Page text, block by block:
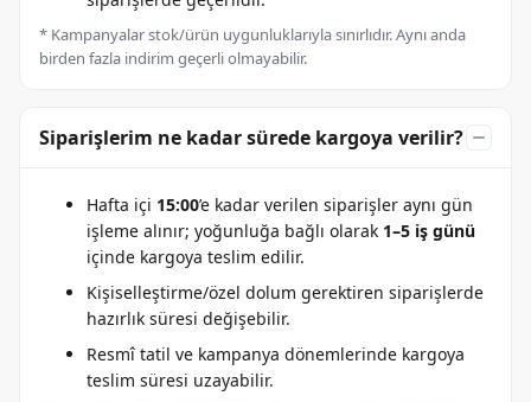
* Kampanyalar stok/ürün uygunluklarıyla sınırlıdır. Aynı anda
birden fazla indirim geçerli olmayabilir.
Siparişlerim ne kadar sürede kargoya verilir?
Hafta içi 15:00’e kadar verilen siparişler aynı gün
işleme alınır; yoğunluğa bağlı olarak 1–5 iş günü
içinde kargoya teslim edilir.
Kişiselleştirme/özel dolum gerektiren siparişlerde
hazırlık süresi değişebilir.
Resmî tatil ve kampanya dönemlerinde kargoya
teslim süresi uzayabilir.